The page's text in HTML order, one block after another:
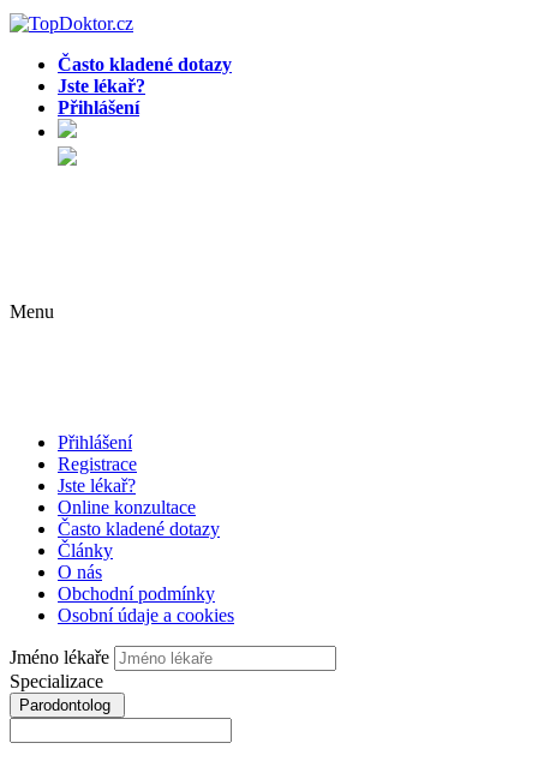
Často kladené dotazy
Jste lékař?
Přihlášení
Menu
Přihlášení
Registrace
Jste lékař?
Online konzultace
Často kladené dotazy
Články
O nás
Obchodní podmínky
Osobní údaje a cookies
Jméno lékaře
Specializace
Parodontolog